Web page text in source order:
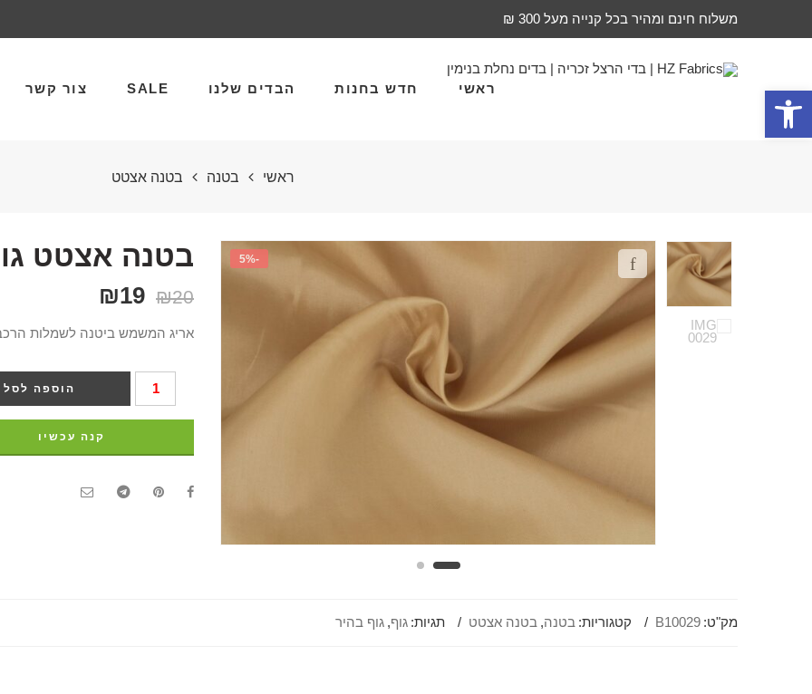
פתח סרגל נגישות
משלוח חינם ומהיר בכל קנייה מעל 300 ₪
ראשי חדש בחנות הבדים שלנו SALE צור קשר
ראשי בטנה בטנה אצטט
-5% בטנה אצטט
₪20
₪19
אריג המשמש ביטנה לשמלות הרכב
הוספה לסל
קנה עכשיו
מק"ט: B10029 קטגוריות: בטנה, בטנה אצטט תגיות: גוף, גוף בהיר